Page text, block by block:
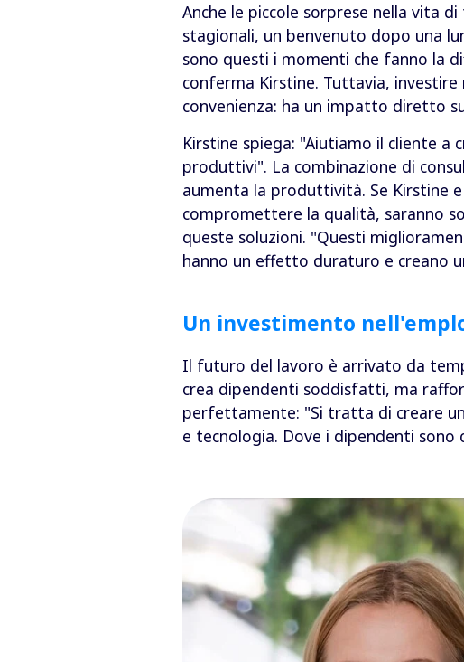
Anche le piccole sorprese nella vita
stagionali, un benvenuto dopo una
sono questi i momenti che fanno la
conferma Kirstine. Tuttavia, investire
convenienza: ha un impatto diretto
Kirstine spiega: "Aiutiamo il cliente
produttivi". La combinazione di
aumenta la produttività. Se Kirstine
compromettere la qualità, saranno
queste soluzioni. "Questi
hanno un effetto duraturo e creano
Un investimento
Il futuro del lavoro è arrivato da
crea dipendenti soddisfatti, ma
perfettamente: "Si tratta di creare
e tecnologia. Dove i dipendenti